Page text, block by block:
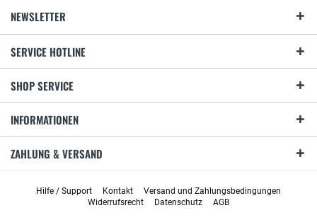
NEWSLETTER
SERVICE HOTLINE
SHOP SERVICE
INFORMATIONEN
ZAHLUNG & VERSAND
Hilfe / Support Kontakt
Versand und Zahlungsbedingungen
Widerrufsrecht
Datenschutz AGB